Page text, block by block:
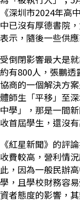
《深圳市2024年高
中已沒有厚德書院
表示，隨後一些供
受倒閉影響最大是
約有800人，張鵬透
協商的一個解決方
體師生「平移」至
中學」，那是一間
收首屆學生，還沒
《紅星新聞》的評
收費較高，營利情
此，因為一般民辦
學，且學校財務容
資者態度的影響，